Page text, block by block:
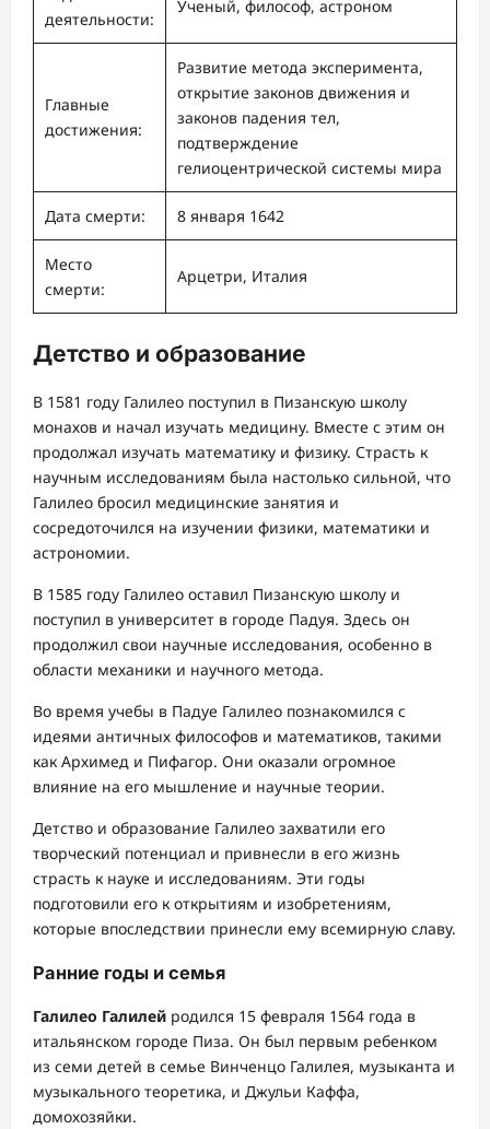
деятельности:
Ученый, философ, астроном
Главные
достижения:
Развитие метода эксперимента,
открытие законов движения и
законов падения тел,
подтверждение
гелиоцентрической системы мира
Дата смерти: 8 января 1642
Место
смерти:
Арцетри, Италия
Детство и образование
В 1581 году Галилео поступил в Пизанскую школу
монахов и начал изучать медицину. Вместе с этим он
продолжал изучать математику и физику. Страсть к
научным исследованиям была настолько сильной, что
Галилео бросил медицинские занятия и
сосредоточился на изучении физики, математики и
астрономии.
В 1585 году Галилео оставил Пизанскую школу и
поступил в университет в городе Падуя. Здесь он
продолжил свои научные исследования, особенно в
области механики и научного метода.
Во время учебы в Падуе Галилео познакомился с
идеями античных философов и математиков, такими
как Архимед и Пифагор. Они оказали огромное
влияние на его мышление и научные теории.
Детство и образование Галилео захватили его
творческий потенциал и привнесли в его жизнь
страсть к науке и исследованиям. Эти годы
подготовили его к открытиям и изобретениям,
которые впоследствии принесли ему всемирную славу.
Ранние годы и семья
Галилео Галилей родился 15 февраля 1564 года в
итальянском городе Пиза. Он был первым ребенком
из семи детей в семье Винченцо Галилея, музыканта и
музыкального теоретика, и Джульи Каффа,
домохозяйки.